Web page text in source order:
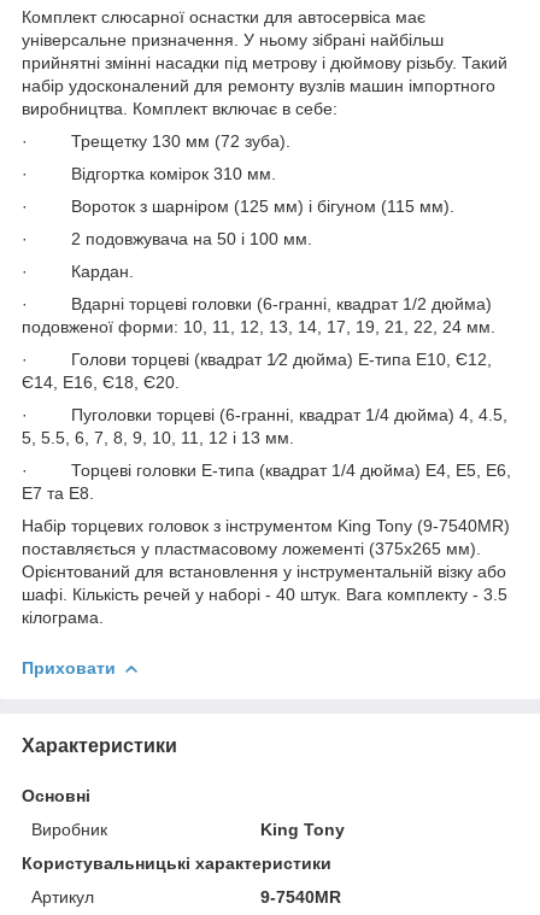
Комплект слюсарної оснастки для автосервіса має
універсальне призначення. У ньому зібрані найбільш
прийнятні змінні насадки під метрову і дюймову різьбу. Такий
набір удосконалений для ремонту вузлів машин імпортного
виробництва. Комплект включає в себе:
· Трещетку 130 мм (72 зуба).
· Відгортка комірок 310 мм.
· Вороток з шарніром (125 мм) і бігуном (115 мм).
· 2 подовжувача на 50 і 100 мм.
· Кардан.
· Вдарні торцеві головки (6-гранні, квадрат 1/2 дюйма)
подовженої форми: 10, 11, 12, 13, 14, 17, 19, 21, 22, 24 мм.
· Голови торцеві (квадрат 1⁄2 дюйма) E-типа E10, Є12,
Є14, E16, Є18, Є20.
· Пуголовки торцеві (6-гранні, квадрат 1/4 дюйма) 4, 4.5,
5, 5.5, 6, 7, 8, 9, 10, 11, 12 і 13 мм.
· Торцеві головки Е-типа (квадрат 1/4 дюйма) E4, E5, E6,
E7 та E8.
Набір торцевих головок з інструментом King Tony (9-7540MR)
поставляється у пластмасовому ложементі (375x265 мм).
Орієнтований для встановлення у інструментальній візку або
шафі. Кількість речей у наборі - 40 штук. Вага комплекту - 3.5
кілограма.
Приховати
Характеристики
Основні
Виробник
King Tony
Користувальницькі характеристики
Артикул
9-7540MR